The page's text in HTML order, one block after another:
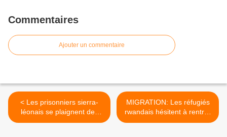
Commentaires
Ajouter un commentaire
< Les prisonniers sierra-
léonais se plaignent des
mauvais traitements dans
MIGRATION: Les réfugiés
rwandais hésitent à rentrer
chez eux >